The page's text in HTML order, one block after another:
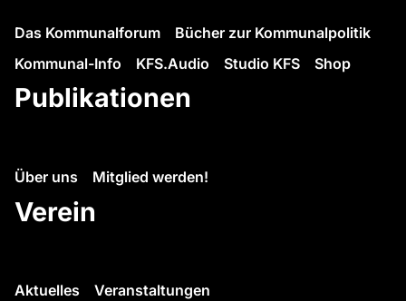
Das Kommunalforum
Bücher zur Kommunalpolitik
Kommunal-Info
KFS.Audio Studio KFS Shop
Publikationen
Über uns Mitglied werden!
Verein
Aktuelles Veranstaltungen